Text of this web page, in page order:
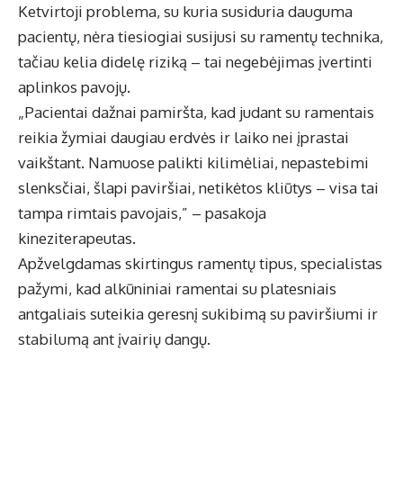
Ketvirtoji problema, su kuria susiduria dauguma
pacientų, nėra tiesiogiai susijusi su ramentų technika,
tačiau kelia didelę riziką – tai negebėjimas įvertinti
aplinkos pavojų.
„Pacientai dažnai pamiršta, kad judant su ramentais
reikia žymiai daugiau erdvės ir laiko nei įprastai
vaikštant. Namuose palikti kilimėliai, nepastebimi
slenksčiai, šlapi paviršiai, netikėtos kliūtys – visa tai
tampa rimtais pavojais,” – pasakoja
kineziterapeutas.
Apžvelgdamas skirtingus ramentų tipus, specialistas
pažymi, kadalkūniniai ramentai su platesniais
antgaliais suteikia geresnį sukibimą su paviršiumi ir
stabilumą ant įvairių dangų.